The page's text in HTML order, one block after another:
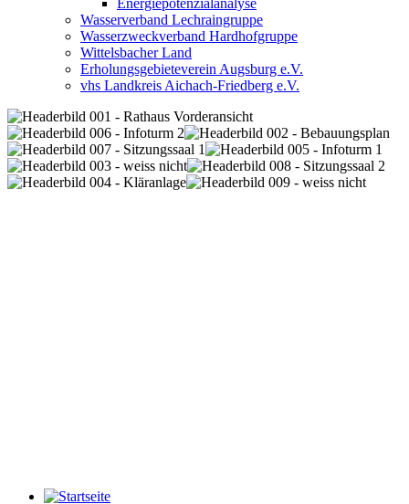
Energiepotenzialanalyse
Wasserverband Lechraingruppe
Wasserzweckverband Hardhofgruppe
Wittelsbacher Land
Erholungsgebieteverein Augsburg e.V.
vhs Landkreis Aichach-Friedberg e.V.